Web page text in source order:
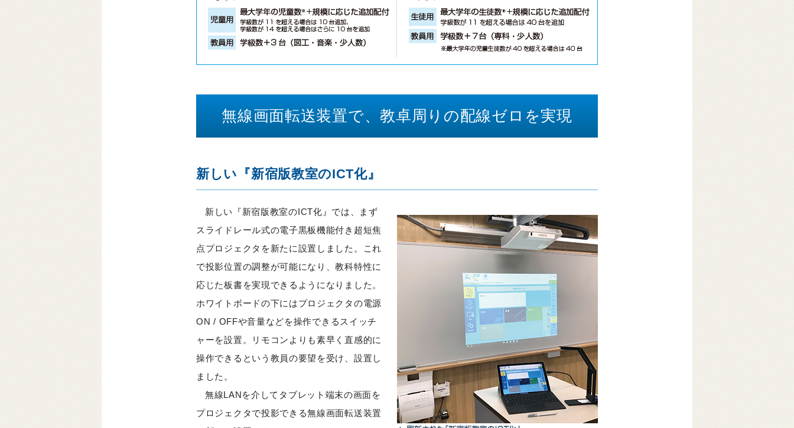
無線画面転送装置で、教卓周りの配線ゼロを実現
新しい『新宿版教室のICT化』
新しい『新宿版教室のICT化』では、まず
スライドレール式の電子黒板機能付き超短焦
点プロジェクタを新たに設置しました。これ
で投影位置の調整が可能になり、教科特性に
応じた板書を実現できるようになりました。
ホワイトボードの下にはプロジェクタの電源
ON / OFFや音量などを操作できるスイッチ
ャーを設置。リモコンよりも素早く直感的に
操作できるという教員の要望を受け、設置し
ました。
無線LANを介してタブレット端末の画面を
プロジェクタで投影できる無線画面転送装置